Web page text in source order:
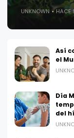
UNKNOWN HACE
Así
el
Día
del